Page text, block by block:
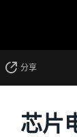
分享
芯片